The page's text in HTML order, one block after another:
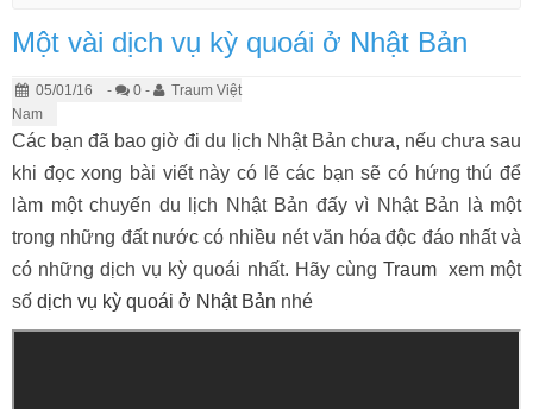
Một vài dịch vụ kỳ quoái ở Nhật Bản
05/01/16 - 0 -
Traum Việt
Nam
Các bạn đã bao giờ đi du lịch Nhật Bản chưa, nếu chưa sau
khi đọc xong bài viết này có lẽ các bạn sẽ có hứng thú để
làm một chuyến du lịch Nhật Bản đấy vì Nhật Bản là một
trong những đất nước có nhiều nét văn hóa độc đáo nhất và
có những dịch vụ kỳ quoái nhất. Hãy cùng Traumxem một
số dịch vụ kỳ quoái ở Nhật Bản nhé